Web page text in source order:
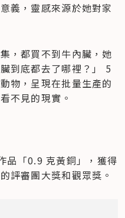
義，靈感來源於她對家
，都買不到牛內臟，她
到底都去了哪裡？」 5
物，呈現在批量生產的
不見的現實。
品「0.9 克黃銅」，獲得
評審團大獎和觀眾獎。